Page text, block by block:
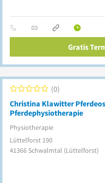
Gratis
Christina Klawitter
Pferdephysiotherapie
Physiotherapie
0
Lüttelforst 190
41366 Schwalmtal (Lüttelforst)